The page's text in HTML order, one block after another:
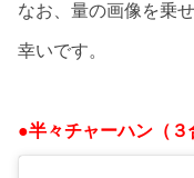
なお、量の画像を乗
幸いです。
●半々チャーハン（３